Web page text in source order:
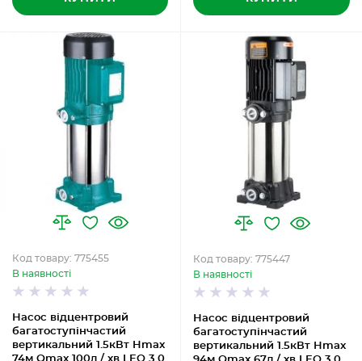
Насос відцентровий
багатоступінчастий
вертикальний 1.5кВт Hmax
Код товару: 775455
В наявності
Насос відцентровий
багатоступінчастий
вертикальний 1.5кВт Hmax
Код товару: 775447
В наявності